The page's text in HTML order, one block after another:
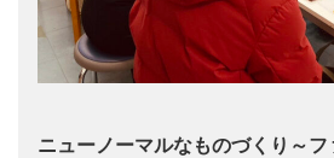
ニューノーマルなものづくり～フ